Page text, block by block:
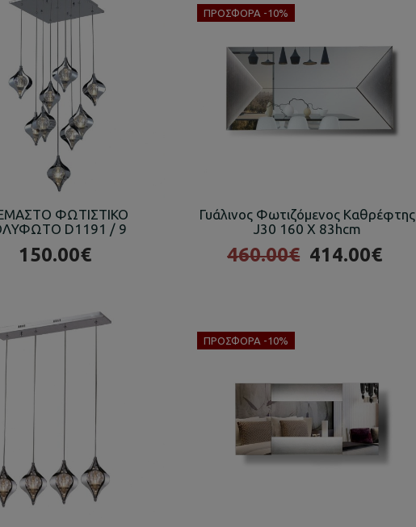
ΦΩΤΙΣΤΙΚΟ
D1191 / 9
150.00€
ΠΡΟΣΦΟΡΆ -10%
Γυάλινος Φωτιζόμενος Καθρέφτης
J30 160 X 83hcm
460.00€ 414.00€
ΠΡΟΣΦΟΡΆ -10%